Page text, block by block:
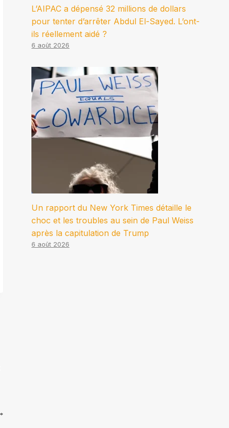
L’AIPAC a dépensé 32 millions de dollars
pour tenter d’arrêter Abdul El-Sayed. L’ont-
ils réellement aidé ?
6 août 2026
Un rapport du New York Times détaille le
choc et les troubles au sein de Paul Weiss
après la capitulation de Trump
6 août 2026